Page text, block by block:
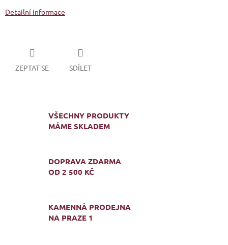
Detailní informace
ZEPTAT SE SDÍLET
VŠECHNY PRODUKTY
MÁME SKLADEM
DOPRAVA ZDARMA
OD 2 500 KČ
KAMENNÁ PRODEJNA
NA PRAZE 1